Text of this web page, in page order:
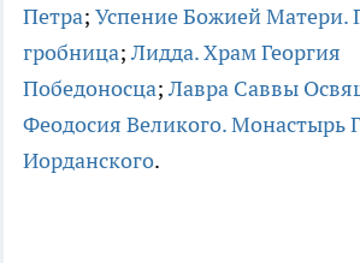
Петра; Успение Божией Матери.
гробница; Лидда. Храм Георгия
Победоносца; Лавра Саввы
Феодосия Великого. Монастырь
Иорданского.